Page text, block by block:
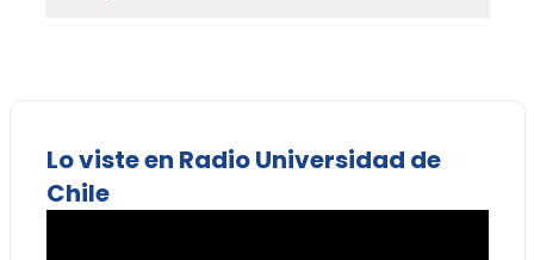
Lo viste en Radio Universidad de
Chile